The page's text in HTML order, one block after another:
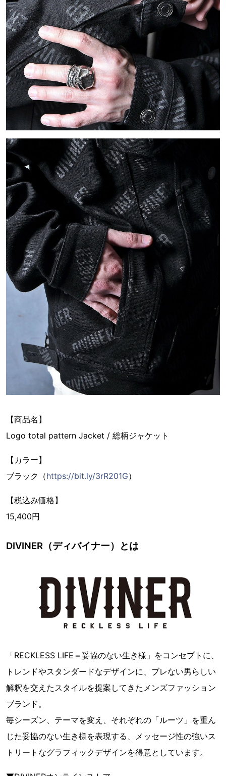
【商品名】
Logo total pattern Jacket / 総柄ジャケット
【カラー】
ブラック（https://bit.ly/3rR201G）
【税込み価格】
15,400円
DIVINER（ディバイナー）とは
「RECKLESS LIFE＝妥協のない生き様」をコンセプトに、
トレンドやスタンダードなデザインに、ブレない男らしい
解釈を交えたスタイルを提案してきたメンズファッション
ブランド。
毎シーズン、テーマを変え、それぞれの「ルーツ」を重ん
じた妥協のない生き様を表現する、メッセージ性の強いス
トリートなグラフィックデザインを得意としています。